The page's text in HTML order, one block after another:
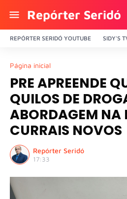
Repórter Seridó
REPÓRTER SERIDÓ YOUTUBE SIDY'S
Página inicial
PRE APREENDE
QUILOS DE
ABORDAGEM NA
CURRAIS NOVOS
Repórter Seridó
17:33